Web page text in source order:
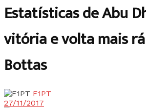
Estatísticas de Abu
vitória e volta mais
Bottas
F1PT
27/11/2017